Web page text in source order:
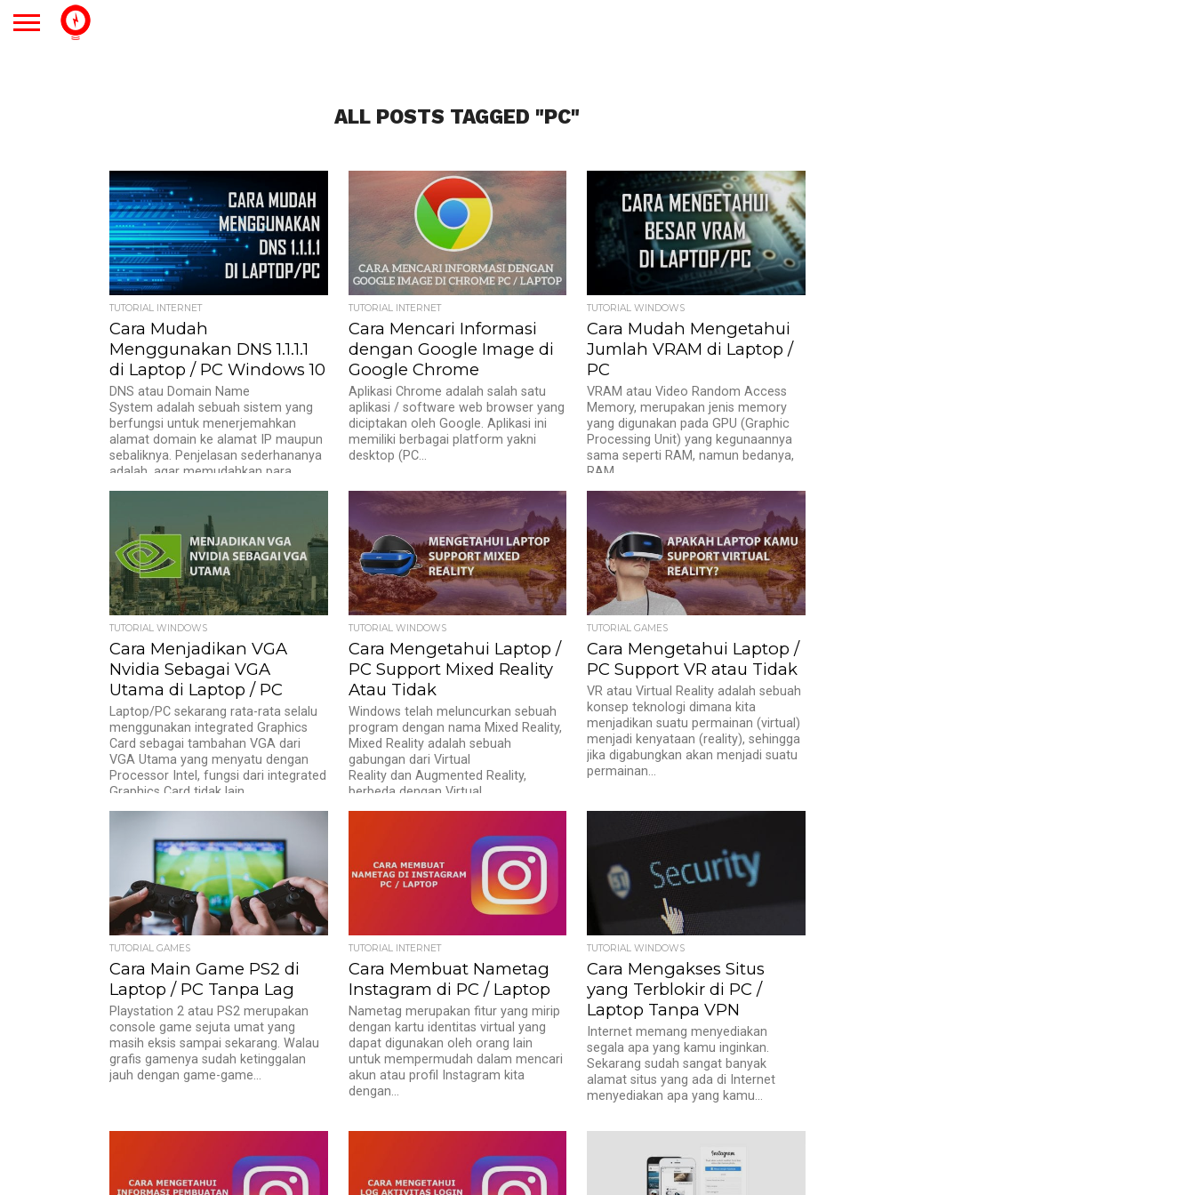
ALL POSTS TAGGED "PC"
TUTORIAL INTERNET
Cara Mudah
Menggunakan DNS 1.1.1.1
di Laptop / PC Windows 10
DNS atau Domain Name
System adalah sebuah sistem yang
berfungsi untuk menerjemahkan
alamat domain ke alamat IP maupun
sebaliknya. Penjelasan sederhananya
adalah, agar memudahkan para...
TUTORIAL INTERNET
Cara Mencari Informasi
dengan Google Image di
Google Chrome
Aplikasi Chrome adalah salah satu
aplikasi / software web browser yang
diciptakan oleh Google. Aplikasi ini
memiliki berbagai platform yakni
desktop (PC...
TUTORIAL WINDOWS
Cara Mudah Mengetahui
Jumlah VRAM di Laptop /
PC
VRAM atau Video Random Access
Memory, merupakan jenis memory
yang digunakan pada GPU (Graphic
Processing Unit) yang kegunaannya
sama seperti RAM, namun bedanya,
RAM...
TUTORIAL WINDOWS
Cara Menjadikan VGA
Nvidia Sebagai VGA
Utama di Laptop / PC
Laptop/PC sekarang rata-rata selalu
menggunakan integrated Graphics
Card sebagai tambahan VGA dari
VGA Utama yang menyatu dengan
Processor Intel, fungsi dari integrated
Graphics Card tidak lain...
TUTORIAL WINDOWS
Cara Mengetahui Laptop /
PC Support Mixed Reality
Atau Tidak
Windows telah meluncurkan sebuah
program dengan nama Mixed Reality,
Mixed Reality adalah sebuah
gabungan dari Virtual
Reality dan Augmented Reality,
berbeda dengan Virtual
Reality dimana Mixed Reality
TUTORIAL GAMES
Cara Mengetahui Laptop /
PC Support VR atau Tidak
VR atau Virtual Reality adalah sebuah
konsep teknologi dimana kita
menjadikan suatu permainan (virtual)
menjadi kenyataan (reality), sehingga
jika digabungkan akan menjadi suatu
permainan...
TUTORIAL GAMES
Cara Main Game PS2 di
Laptop / PC Tanpa Lag
Playstation 2 atau PS2 merupakan
console game sejuta umat yang
masih eksis sampai sekarang. Walau
grafis gamenya sudah ketinggalan
jauh dengan game-game...
TUTORIAL INTERNET
Cara Membuat Nametag
Instagram di PC / Laptop
Nametag merupakan fitur yang mirip
dengan kartu identitas virtual yang
dapat digunakan oleh orang lain
untuk mempermudah dalam mencari
akun atau profil Instagram kita
dengan...
TUTORIAL WINDOWS
Cara Mengakses Situs
yang Terblokir di PC /
Laptop Tanpa VPN
Internet memang menyediakan
segala apa yang kamu inginkan.
Sekarang sudah sangat banyak
alamat situs yang ada di Internet
menyediakan apa yang kamu...